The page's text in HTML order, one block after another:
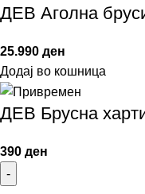
ДЕВ Аголна
25.990 ден
Додај во кошница
ДЕВ Брусна
390 ден